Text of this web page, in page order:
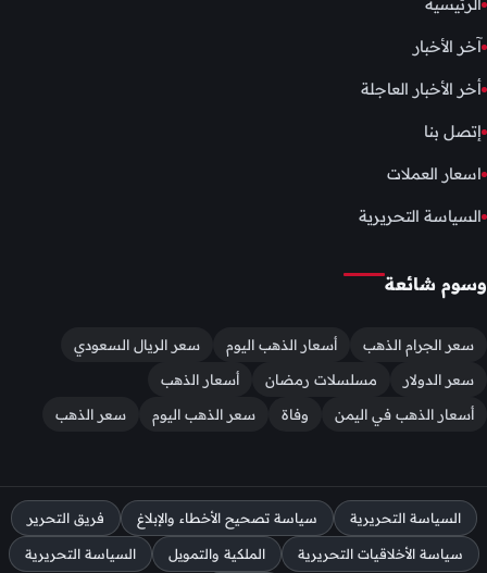
الرئيسية
آخر الأخبار
أخر الأخبار العاجلة
إتصل بنا
اسعار العملات
السياسة التحريرية
وسوم شائعة
سعر الجرام الذهب أسعار الذهب اليوم
سعر الريال السعودي
سعر الدولار
مسلسلات رمضان
أسعار الذهب
أسعار الذهب في اليمن
وفاة سعر الذهب اليوم سعر الذهب
السياسة التحريرية سياسة تصحيح الأخطاء والإبلاغ فريق التحرير
سياسة الأخلاقيات التحريرية الملكية والتمويل السياسة التحريرية